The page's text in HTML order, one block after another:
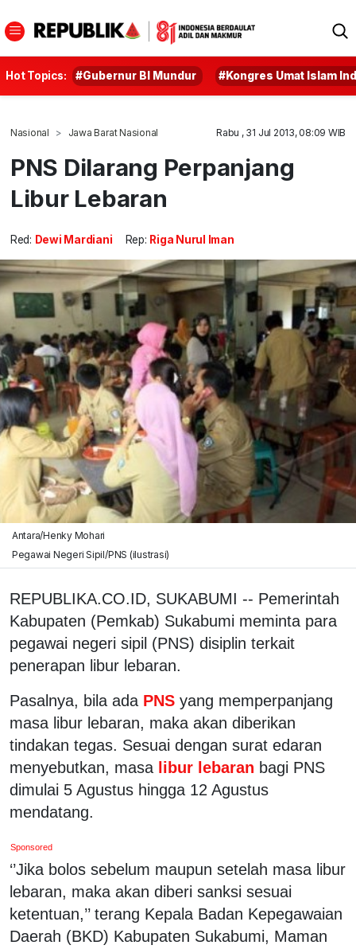
Hot Topics: #Gubernur BI Mundur #Kongres Umat Islam
Nasional Jawa Barat Nasional Rabu , 31 Jul 2013, 08:09 WIB
PNS Dilarang Perpanjang
Libur Lebaran
Red: Dewi Mardiani Rep: Riga Nurul Iman
Antara/Henky Mohari
Pegawai Negeri Sipil/PNS (ilustrasi)
REPUBLIKA.CO.ID, SUKABUMI -- Pemerintah
Kabupaten (Pemkab) Sukabumi meminta para
pegawai negeri sipil (PNS) disiplin terkait
penerapan libur lebaran.
Pasalnya, bila ada PNS yang memperpanjang
masa libur lebaran, maka akan diberikan
tindakan tegas. Sesuai dengan surat edaran
menyebutkan, masa libur lebaran bagi PNS
dimulai 5 Agustus hingga 12 Agustus
mendatang.
Sponsored
‘’Jika bolos sebelum maupun setelah masa libur
lebaran, maka akan diberi sanksi sesuai
ketentuan,’’ terang Kepala Badan Kepegawaian
Daerah (BKD) Kabupaten Sukabumi, Maman